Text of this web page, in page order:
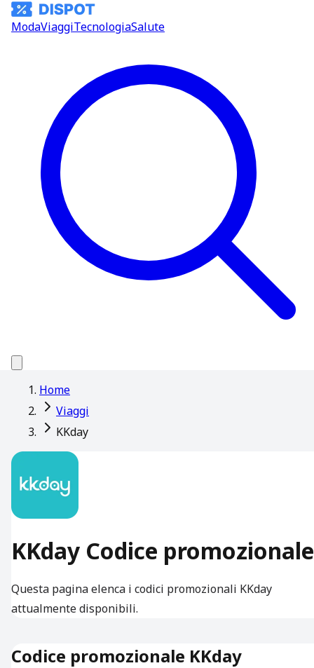
ModaViaggiTecnologiaSalute
Home
Viaggi
KKday
KKday Codice promozionale
Questa pagina elenca i codici promozionali KKday
attualmente disponibili.
Codice promozionale KKday